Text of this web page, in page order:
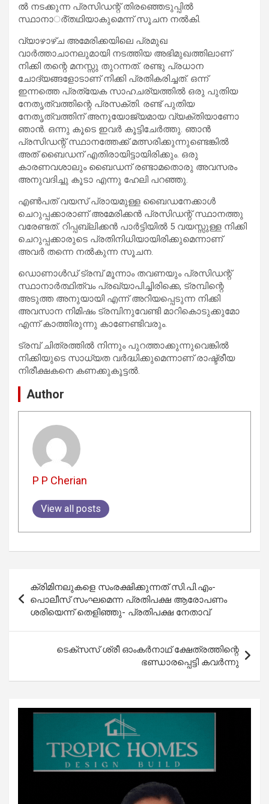
ല്‍ നടക്കുന്ന പ്രസിഡന്റ് തിരഞ്ഞെടുപ്പില്‍
സ്ഥാനാര്‍്തഥിയാകുമെന്ന് സൂചന നല്‍കി.
വ്യാഴാഴ്ച അമേരിക്കയിലെ പ്രമുഖ
വാര്‍ത്താചാനലുമായി നടത്തിയ അഭിമുഖത്തിലാണ്
നിക്കി തന്റെ മനസ്സു തുറന്നത്. രണ്ടു പ്രധാന
ചോദ്യങ്ങളോടാണ് നിക്കി പ്രതികരിച്ചത്. ഒന്ന്
ഇന്നത്തെ പ്രത്യേക സാഹചര്യത്തില്‍ ഒരു പുതിയ
നേതൃത്വത്തിന്റെ പ്രസക്തി. രണ്ട് പുതിയ
നേതൃത്വത്തിന് അനുയോജ്യമായ വ്യക്തിയാണോ
ഞാന്‍. ഒന്നു കൂടെ ഇവര്‍ കൂട്ടിചേര്‍ത്തു. ഞാന്‍
പ്രസിഡന്റ് സ്ഥാനത്തേക്ക് മത്സരിക്കുന്നുണ്ടെങ്കില്‍
അത് ബൈഡന് എതിരായിട്ടായിരിക്കും. ഒരു
കാരണവശാലും ബൈഡന് രണ്ടാമതൊരു അവസരം
അനുവദിച്ചു കൂടാ എന്നു ഹേലി പറഞ്ഞു.
എണ്‍പത് വയസ് പ്രായമുള്ള ബൈഡനേക്കാള്‍
ചെറുപ്പക്കാരാണ് അമേരിക്കന്‍ പ്രസിഡന്റ് സ്ഥാനത്തു
വരേണ്ടത്. റിപ്പബ്ലിക്കന്‍ പാര്‍ട്ടിയില്‍ 5 വയസ്സുള്ള നിക്കി
ചെറുപ്പക്കാരുടെ പ്രതിനിധിയായിരിക്കുമെന്നാണ്
അവര്‍ തന്നെ നല്‍കുന്ന സൂചന.
ഡൊണാള്‍ഡ് ട്രമ്പ് മൂന്നാം തവണയും പ്രസിഡന്റ്
സ്ഥാനാര്‍ത്ഥിത്വം പ്രഖ്യാപിച്ചിരിക്കെ, ട്രമ്പിന്റെ
അടുത്ത അനുയായി എന്ന് അറിയപ്പെടുന്ന നിക്കി
അവസാന നിമിഷം ട്രമ്പിനുവേണ്ടി മാറികൊടുക്കുമോ
എന്ന് കാത്തിരുന്നു കാണേണ്ടിവരും.
ട്രമ്പ് ചിത്രത്തില്‍ നിന്നും പുറത്താക്കുന്നുവെങ്കില്‍
നിക്കിയുടെ സാധ്യത വര്‍ദ്ധിക്കുമെന്നാണ് രാഷ്ട്രീയ
നിരീക്ഷകനെ കണക്കുകൂട്ടല്‍.
Author
P P Cherian
View all posts
navigation
ക്രിമിനലുകളെ സംരക്ഷിക്കുന്നത് സി.പി.എം-
പൊലീസ് സംഘമെന്ന പ്രതിപക്ഷ ആരോപണം
ശരിയെന്ന് തെളിഞ്ഞു- പ്രതിപക്ഷ നേതാവ്‌
ടെക്‌സസ് ശ്രീ ഓംകര്‍നാഥ് ക്ഷേത്രത്തിന്റെ
ഭണ്ഡാരപ്പെട്ടി കവര്‍ന്നു